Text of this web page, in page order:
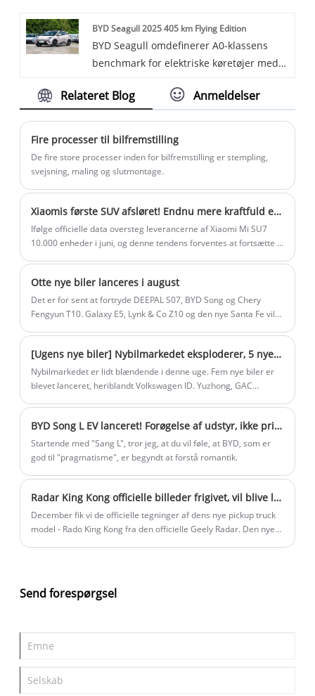
egnet til vægmontering, kan Plug and
Charge OCPP 30-60KW DC Wallbox give
en effektiv og bekvem
køretøjer.
lastbilserie fra SINOTRUK, der vedtager
international avanceret teknologi og
designkoncepter.
BYD Seagull 2025 405 km Flying Edition
BYD Seagull omdefinerer A0-klassens
benchmark for elektriske køretøjer med
med en 55 kW motor opnår den 0-50 km/t
tilbyder versioner med dobbelt
rækkevidde på 305 km/405 km (CLTC),
understøttet af 30 minutters
hurtigopladning. Bygget på e-Platform
3.0, dets Blade Battery og højstyrke bur-
sikkerhedstests, mens
sikkerhedsvurdering. Interiøret kan prale
af en 10,1-tommer roterende
integreret elektrisk drivsystem og et
ultralavt energiforbrug på 9,6 kWh/100
BYDs vertikale integrationsevner sætter
Seagull nye standarder inden for
ydeevne, sikkerhed og værdi for sit
Relateret Blog Anmeldelser
Fire processer til bilfremstilling
De fire store processer inden for bilfremstilling er stempling,
svejsning, maling og slutmontage.
Xiaomis første SUV afsløret! Endnu mere kraftfuld end SU7
Ifølge officielle data oversteg leverancerne af Xiaomi Mi SU7
10.000 enheder i juni, og denne tendens forventes at fortsætte i
Otte nye biler lanceres i august
Det er for sent at fortryde DEEPAL S07, BYD Song og Chery
Fengyun T10. Galaxy E5, Lynk & Co Z10 og den nye Santa Fe vil
biler og mellemstore og store biler. Venner, der er klar til at
købe en ny bil eller ikke er tilfredse med de nye biler, der er
blevet lanceret, skal være opmærksomme på disse 8 nye biler,
[Ugens nye biler] Nybilmarkedet eksploderer, 5 nye biler skiller sig ud
Nybilmarkedet er lidt blændende i denne uge. Fem nye biler er
blevet lanceret, heriblandt Volkswagen ID. Yuzhong, GAC
Dragon og Xingtu 2025 Lingyun. Nogle er til hjemmebrug og
nogle er til at gå ud. De er meget iøjnefaldende. Se hvilken du
kan lide.
BYD Song L EV lanceret! Forøgelse af udstyr, ikke pris, nyt "Eye of God" intelligent køresystem på højt niveau!
Startende med "Sang L", tror jeg, at du vil føle, at BYD, som er
god til "pragmatisme", er begyndt at forstå romantik.
Radar King Kong officielle billeder frigivet, vil blive lanceret den 23. december
December fik vi de officielle tegninger af dens nye pickup truck
model - Rado King Kong fra den officielle Geely Radar. Den nye
Send forespørgsel